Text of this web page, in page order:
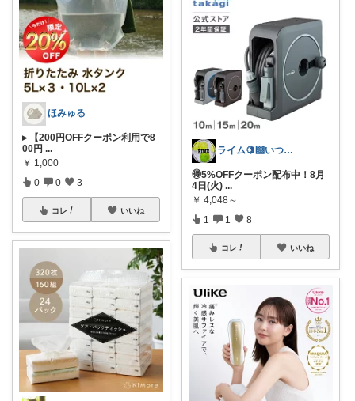
ほみゅる
▸ 【200円OFFクーポン利用で8
00円 ...
￥ 1,000
0 0 3
コレ いいね
ライム🍋‍🟩いつもありがとう🫶
🉐5%OFFクーポン配布中！8月
4日(火) ...
￥ 4,048～
1 1 8
コレ いいね